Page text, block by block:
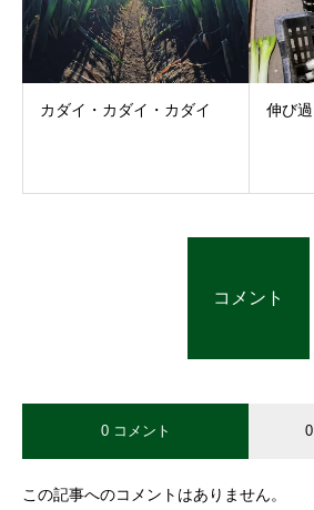
カダイ・カダイ・カダイ 伸び
コメント
0 コメント
この記事へのコメントはありません。